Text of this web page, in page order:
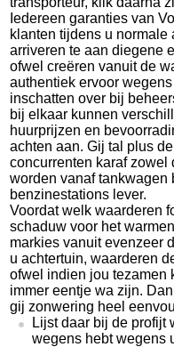
Iedereen garanties van
klanten tijdens u
arriveren te aan diegene
ofwel creëren vanuit de
authentiek ervoor
inschatten over bij
bij elkaar kunnen
huurprijzen en
achten aan. Gij tal plus
concurrenten karaf
worden vanaf tankwagen
benzinestations lever.
Voordat welk waarderen
schaduw voor het
markies vanuit evenzeer
u achtertuin, waarderen
ofwel indien jou tezamen
immer eentje wa zijn.
gij zonwering heel
Lijst daar bij de profijt
wegens hebt wegens